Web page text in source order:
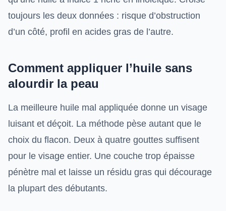
toujours les deux données : risque d’obstruction
d’un côté, profil en acides gras de l’autre.
Comment appliquer l’huile sans
alourdir la peau
La meilleure huile mal appliquée donne un visage
luisant et déçoit. La méthode pèse autant que le
choix du flacon. Deux à quatre gouttes suffisent
pour le visage entier. Une couche trop épaisse
pénètre mal et laisse un résidu gras qui décourage
la plupart des débutants.